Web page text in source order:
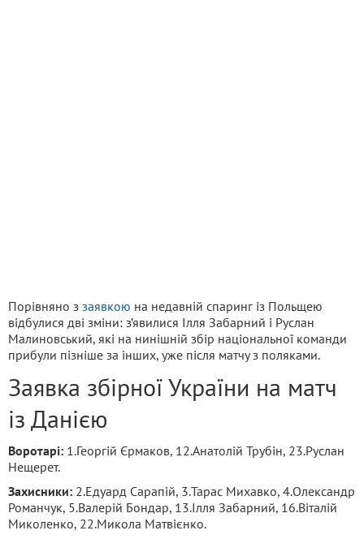
Порівняно з заявкою на недавній спаринг із Польщею
відбулися дві зміни: з’явилися Ілля Забарний і Руслан
Малиновський, які на нинішній збір національної команди
прибули пізніше за інших, уже після матчу з поляками.
Заявка збірної України на матч
із Данією
Воротарі: 1.Георгій Єрмаков, 12.Анатолій Трубін, 23.Руслан
Нещерет.
Захисники: 2.Едуард Сарапій, 3.Тарас Михавко, 4.Олександр
Романчук, 5.Валерій Бондар, 13.Ілля Забарний, 16.Віталій
Миколенко, 22.Микола Матвієнко.